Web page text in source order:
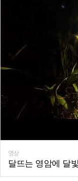
영상
달뜨는 영암에 달